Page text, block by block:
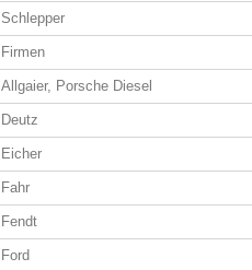
Schlepper
Firmen
Allgaier, Porsche Diesel
Deutz
Eicher
Fahr
Fendt
Ford